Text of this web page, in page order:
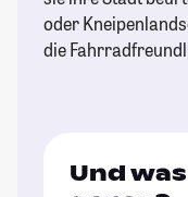
oder
die
Und